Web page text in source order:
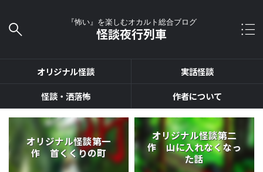
『怖い』を楽しむオカルト総合ブログ
怪談夜行列車
オリジナル怪談
実話怪談
怪談・洒落怖
作者について
オリジナル怪談第一
作 首くくりの町
オリジナル怪談第二
作 山に入れなくなっ
た話